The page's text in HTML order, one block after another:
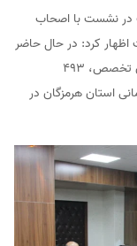
یکشنبه ۲۷ اردیبهشت در نشست با اصحاب
اظهار کرد: در حال حاضر
۷۶۲ پزشک عمومی، ۶۶۵ پزشک متخصص، ۱۱۵ فوق تخصص، ۴۹۳
در مراکز درمانی استان هرمزگان در